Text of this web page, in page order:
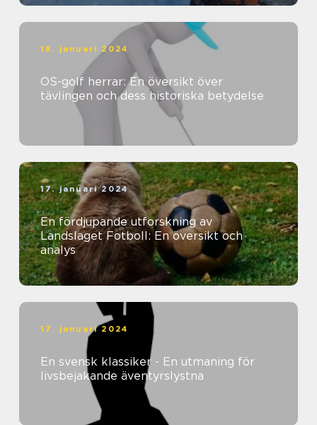
18. januari 2024
OS-golf herrar: En översikt över
tävlingen och dess historiska betydelse
17. januari 2024
En fördjupande utforskning av
Landslaget Fotboll: En översikt och
analys
17. januari 2024
En svensk klassiker - En utmaning för
livsbejakande äventyrslystna